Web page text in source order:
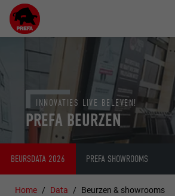
PREFA BEURZEN
INNOVATIES LIVE BELEVEN!
BEURSDATA 2026 PREFA SHOWROOMS
Home Data Beurzen & showrooms